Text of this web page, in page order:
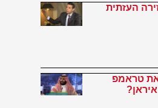
העזתית
את טראמפ